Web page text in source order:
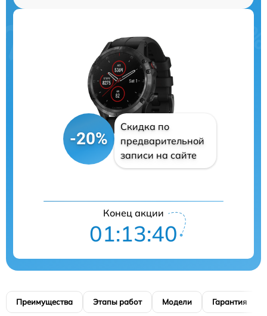
-20%
Скидка по
предварительной
записи на сайте
Конец акции
01:13:39
Преимущества Этапы работ Модели Гарантия